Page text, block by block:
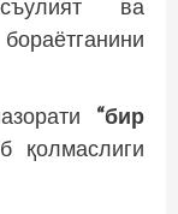
ва
“бир
қолмаслиги